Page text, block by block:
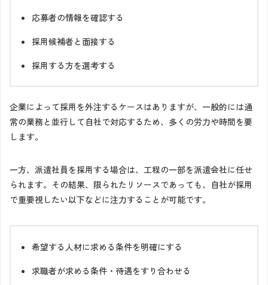
応募者の情報を確認する
採用候補者と面接する
採用する方を選考する
企業によって採用を外注するケースはありますが、一般的には通
常の業務と並行して自社で対応するため、多くの労力や時間を要
します。
一方、派遣社員を採用する場合は、工程の一部を派遣会社に任せ
られます。その結果、限られたリソースであっても、自社が採用
で重要視したい以下などに注力することが可能です。
希望する人材に求める条件を明確にする
求職者が求める条件・待遇をすり合わせる